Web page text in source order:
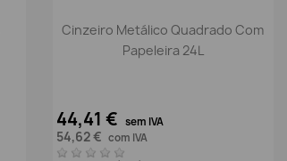
Vista rápida
Cinzeiro Metálico Quadrado Com
Papeleira 24L
44,41 € sem IVA
54,62 € com IVA